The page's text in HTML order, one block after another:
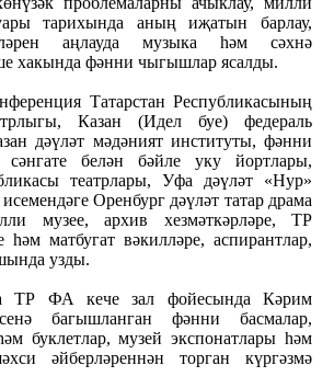
тарихында аның иҗатын барлау,
аңлауда музыка һәм сәхнә
хакында фәнни чыгышлар ясалды.
Татарстан Республикасының
Казан (Идел буе) федераль
дәүләт мәдәният институты, фәнни
сәнгате белән бәйле уку йортлары,
театрлары, Уфа дәүләт «Нур»
Оренбург дәүләт татар драма
музее, архив хезмәткәрләре, ТР
һәм матбугат вәкилләре, аспирантлар,
узды.
ТР ФА кече зал фойесында Кәрим
багышланган фәнни басмалар,
буклетлар, музей экспонатлары һәм
әйберләреннән торган күргәзмә